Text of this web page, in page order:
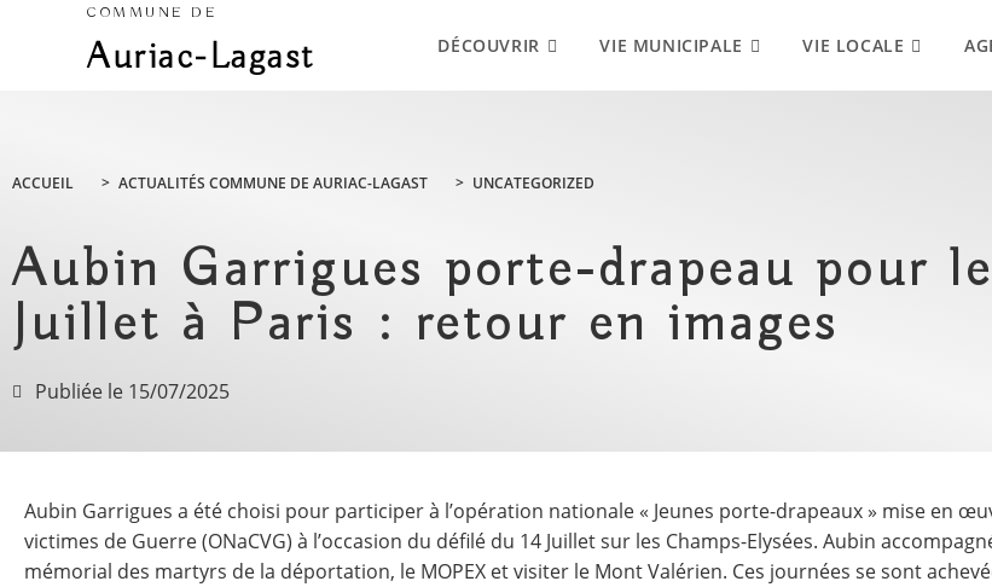
COMMUNE DE
Auriac-Lagast DÉCOUVRIR VIE MUNICIPALE VIE LOCALE
ACCUEIL > ACTUALITÉS COMMUNE DE AURIAC-LAGAST > UNCATEGORIZED
Aubin Garrigues porte-drapeau pour
Juillet à Paris : retour en images
Publiée le 15/07/2025
Aubin Garrigues a été choisi pour participer à l’opération nationale « Jeunes porte-drapeaux » mise en
victimes de Guerre (ONaCVG) à l’occasion du défilé du 14 Juillet sur les Champs-Elysées. Aubin
mémorial des martyrs de la déportation, le MOPEX et visiter le Mont Valérien. Ces journées se sont